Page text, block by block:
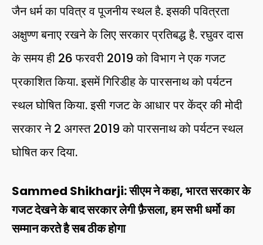
जैन धर्म का पवित्र व पूजनीय स्थल है. इसकी पवित्रता
अक्षुण्ण बनाए रखने के लिए सरकार प्रतिबद्ध है. रघुवर दास
के समय ही 26 फरवरी 2019 को विभाग ने एक गजट
प्रकाशित किया. इसमें गिरिडीह के पारसनाथ को पर्यटन
स्थल घोषित किया. इसी गजट के आधार पर केंद्र की मोदी
सरकार ने 2 अगस्त 2019 को पारसनाथ को पर्यटन स्थल
घोषित कर दिया.
Sammed Shikharji: सीएम ने कहा, भारत सरकार के
गजट देखने के बाद सरकार लेगी फ़ैसला, हम सभी धर्मो का
सम्मान करते है सब ठीक होगा